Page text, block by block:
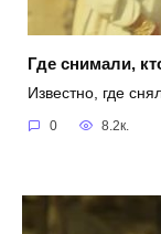
Где снимали,
Известно, где
0 8.2к.